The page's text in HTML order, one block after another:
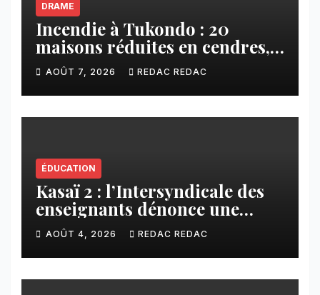
DRAME
Incendie à Tukondo : 20
maisons réduites en cendres,
plusieurs familles sans abri
AOÛT 7, 2026 REDAC REDAC
ÉDUCATION
Kasaï 2 : l’Intersyndicale des
enseignants dénonce une
contribution financière
imposée aux écoles de la
CNCA
AOÛT 4, 2026 REDAC REDAC